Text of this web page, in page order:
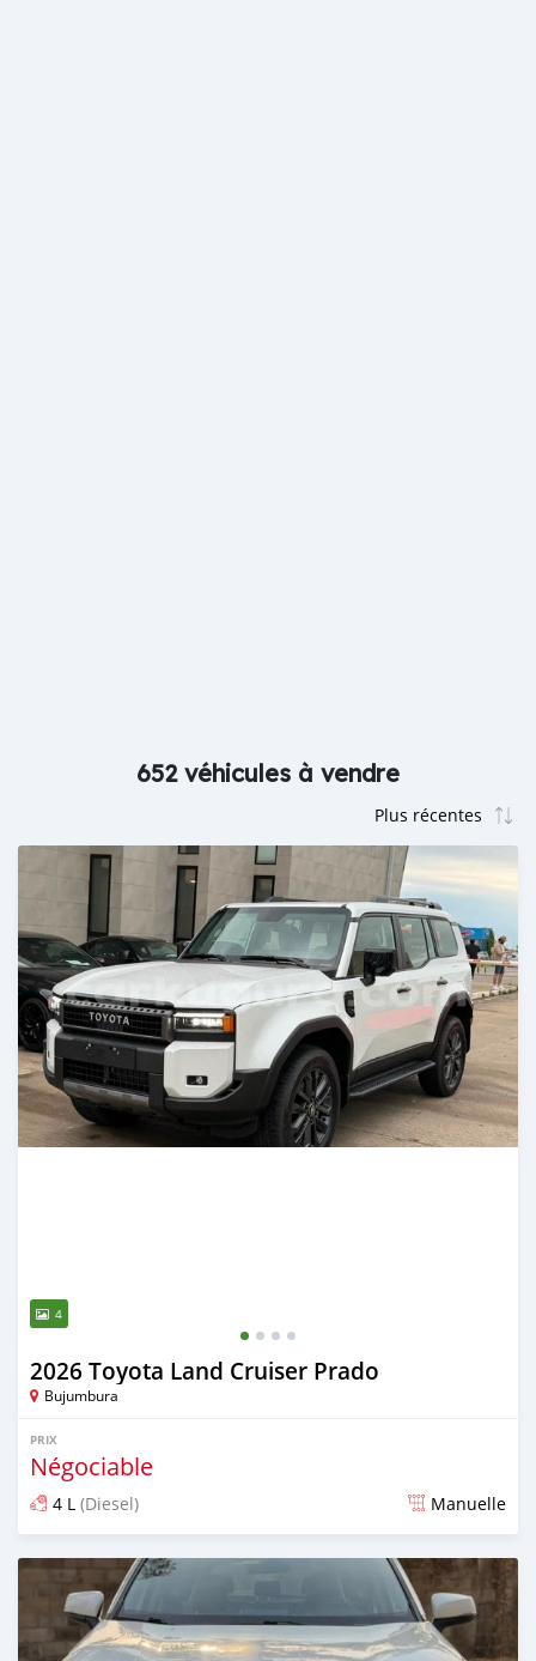
652 véhicules à vendre
4
2026 Toyota Land Cruiser Prado
Bujumbura
PRIX
Négociable
4 L (Diesel) Manuelle
Publié il y a 12 jours